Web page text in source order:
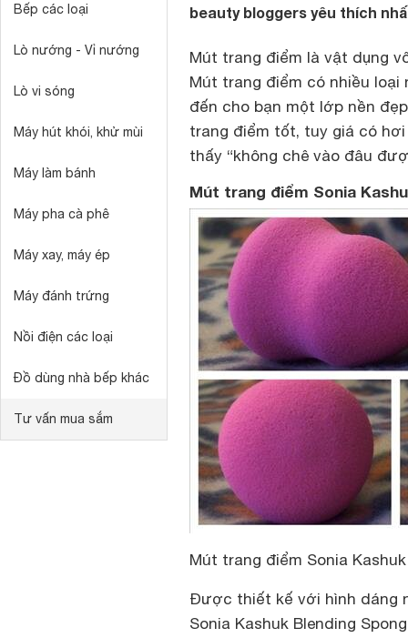
Bếp các loại
Lò nướng - Vỉ nướng
Lò vi sóng
Máy hút khói, khử mùi
Máy làm bánh
Máy pha cà phê
Máy xay, máy ép
Máy đánh trứng
Nồi điện các loại
Đồ dùng nhà bếp khác
Tư vấn mua sắm
beauty bloggers yêu thích
Mút trang điểm là vật dụng
Mút trang điểm có nhiều loại
đến cho bạn một lớp nền
trang điểm tốt, tuy giá có
thấy “không chê vào đâu
Mút trang điểm Sonia
Mút trang điểm Sonia
Được thiết kế với hình dáng
Sonia Kashuk Blending